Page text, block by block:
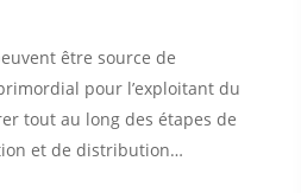
être source de
pour l’exploitant du
tout au long des étapes de
et de distribution…